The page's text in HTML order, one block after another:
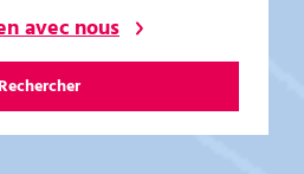
avec nous